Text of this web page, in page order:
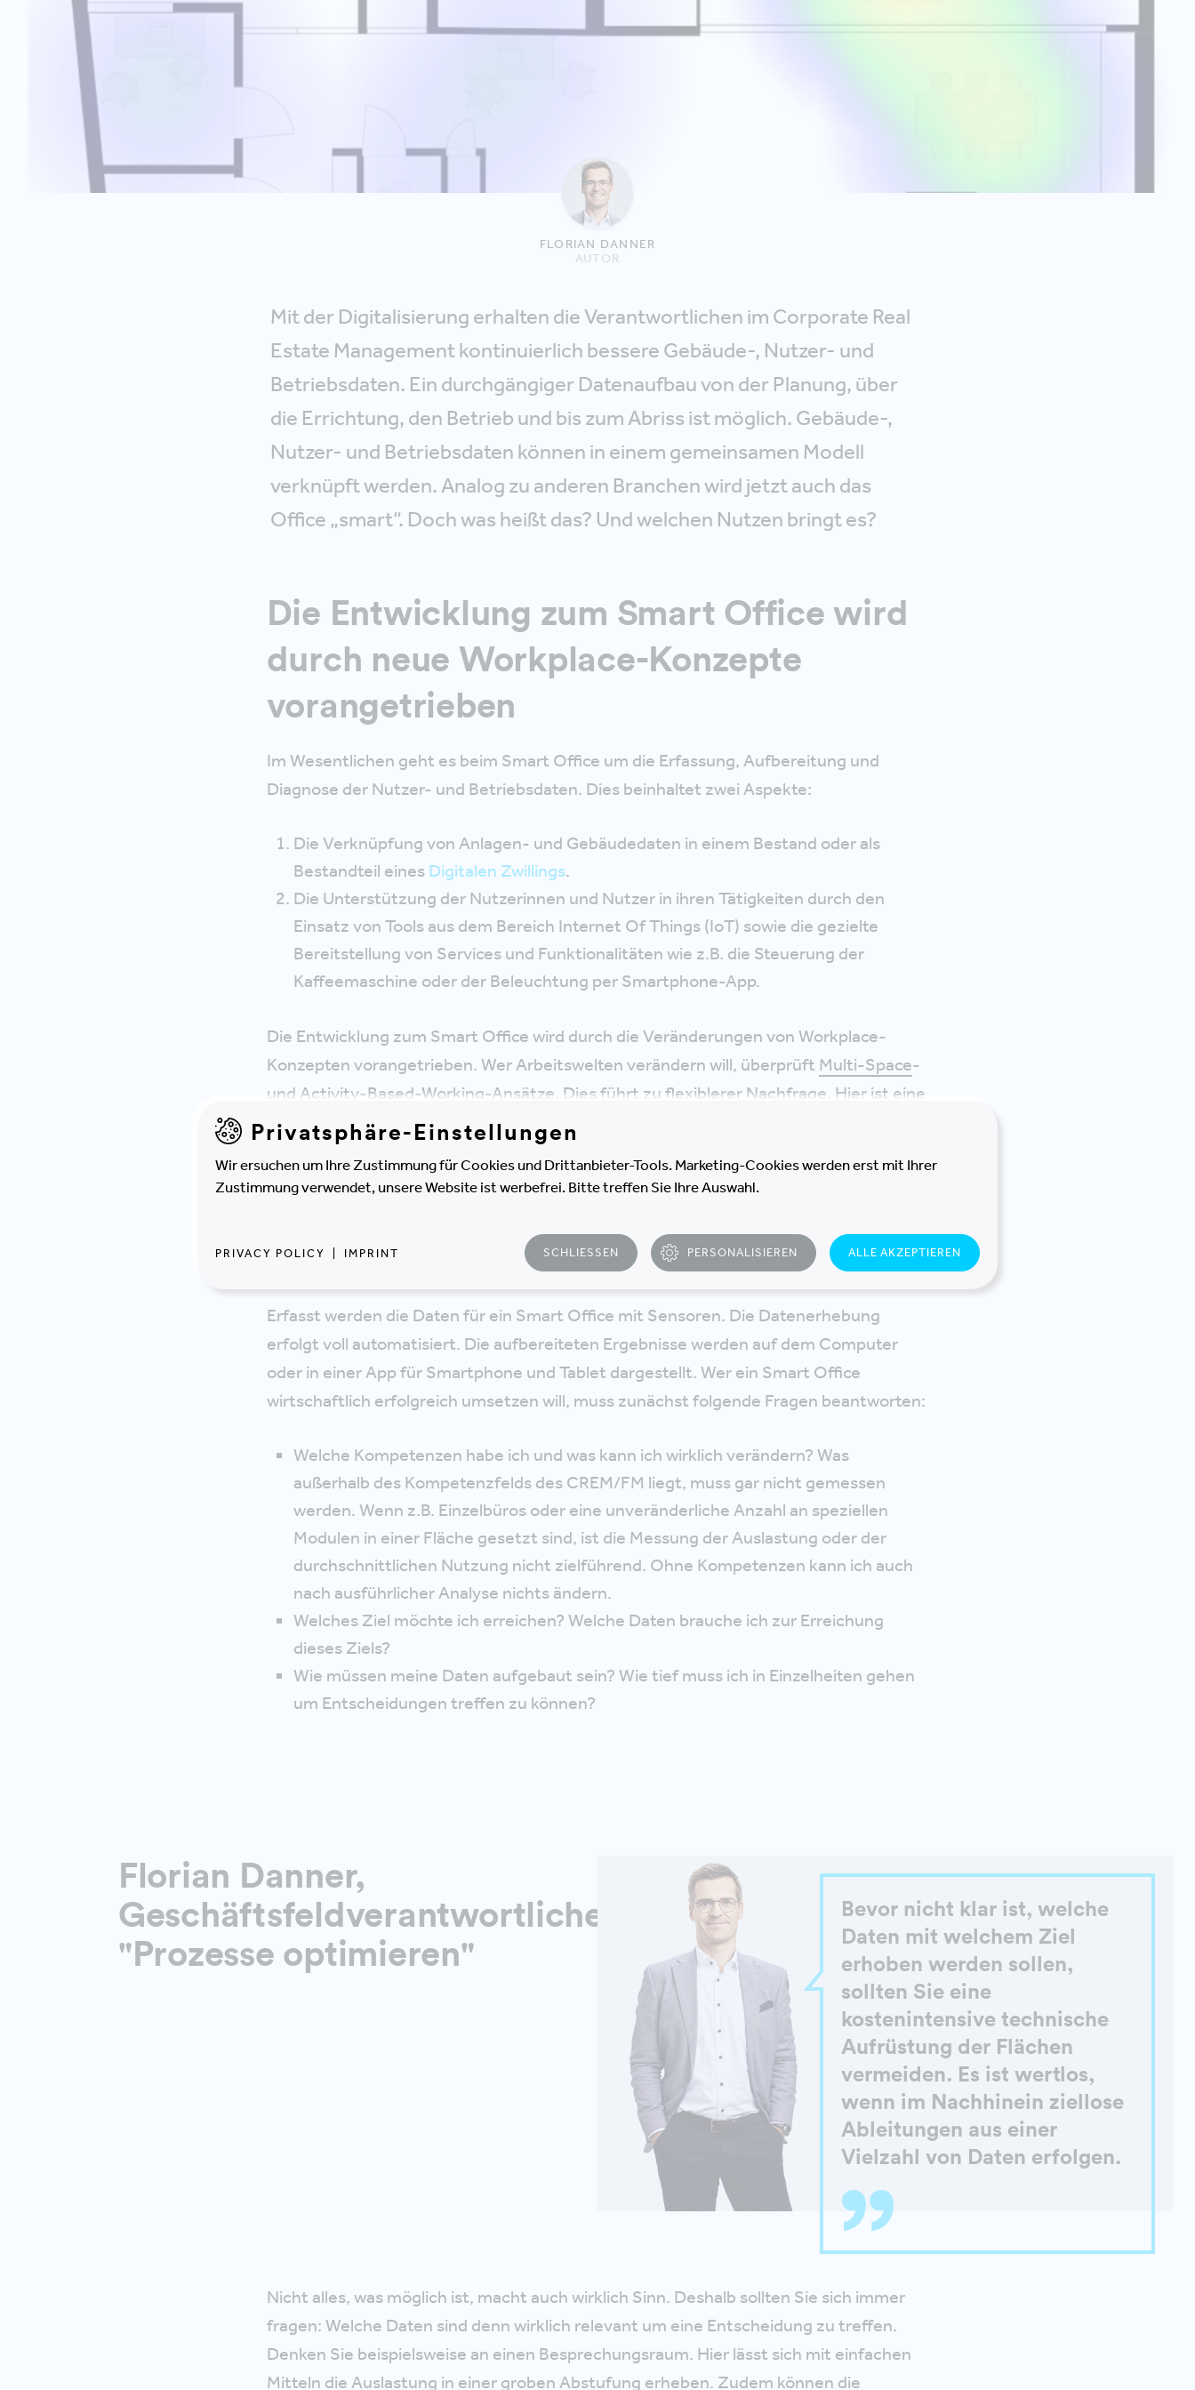
FLORIAN DANNER
AUTOR
Mit der Digitalisierung erhalten die Verantwortlichen im Corporate Real
Estate Management kontinuierlich bessere Gebäude-, Nutzer- und
Betriebsdaten. Ein durchgängiger Datenaufbau von der Planung, über
die Errichtung, den Betrieb und bis zum Abriss ist möglich. Gebäude-,
Nutzer- und Betriebsdaten können in einem gemeinsamen Modell
verknüpft werden. Analog zu anderen Branchen wird jetzt auch das
Office „smart“. Doch was heißt das? Und welchen Nutzen bringt es?
Die Entwicklung zum Smart Office wird
durch neue Workplace-Konzepte
vorangetrieben
Im Wesentlichen geht es beim Smart Office um die Erfassung, Aufbereitung und
Diagnose der Nutzer- und Betriebsdaten. Dies beinhaltet zwei Aspekte:
Die Verknüpfung von Anlagen- und Gebäudedaten in einem Bestand oder als
Bestandteil eines Digitalen Zwillings.
Die Unterstützung der Nutzerinnen und Nutzer in ihren Tätigkeiten durch den
Einsatz von Tools aus dem Bereich Internet Of Things (IoT) sowie die gezielte
Bereitstellung von Services und Funktionalitäten wie z.B. die Steuerung der
Kaffeemaschine oder der Beleuchtung per Smartphone-App.
Die Entwicklung zum Smart Office wird durch die Veränderungen von Workplace-
Konzepten vorangetrieben. Wer Arbeitswelten verändern will, überprüft Multi-Space-
und Activity-Based-Working-Ansätze. Dies führt zu flexiblerer Nachfrage. Hier ist eine
neue Art des Flächenmanagements und der Flächenbereitstellung gefragt. Das
Wissen über die Nutzung der verschiedenen Flächen ist elementar.
braucht eine klare Zielsetzung
Erfasst werden die Daten für ein Smart Office mit Sensoren. Die Datenerhebung
erfolgt voll automatisiert. Die aufbereiteten Ergebnisse werden auf dem Computer
oder in einer App für Smartphone und Tablet dargestellt. Wer ein Smart Office
wirtschaftlich erfolgreich umsetzen will, muss zunächst folgende Fragen beantworten:
Welche Kompetenzen habe ich und was kann ich wirklich verändern? Was
außerhalb des Kompetenzfelds des CREM/FM liegt, muss gar nicht gemessen
werden. Wenn z.B. Einzelbüros oder eine unveränderliche Anzahl an speziellen
Modulen in einer Fläche gesetzt sind, ist die Messung der Auslastung oder der
durchschnittlichen Nutzung nicht zielführend. Ohne Kompetenzen kann ich auch
nach ausführlicher Analyse nichts ändern.
Welches Ziel möchte ich erreichen? Welche Daten brauche ich zur Erreichung
dieses Ziels?
Wie müssen meine Daten aufgebaut sein? Wie tief muss ich in Einzelheiten gehen
um Entscheidungen treffen zu können?
Florian Danner,
Geschäftsfeldverantwortlicher
"Prozesse optimieren"
Bevor nicht klar ist, welche
Daten mit welchem Ziel
erhoben werden sollen,
sollten Sie eine
kostenintensive technische
Aufrüstung der Flächen
vermeiden. Es ist wertlos,
wenn im Nachhinein ziellose
Ableitungen aus einer
Vielzahl von Daten erfolgen.
Nicht alles, was möglich ist, macht auch wirklich Sinn. Deshalb sollten Sie sich immer
fragen: Welche Daten sind denn wirklich relevant um eine Entscheidung zu treffen.
Denken Sie beispielsweise an einen Besprechungsraum. Hier lässt sich mit einfachen
Mitteln die Auslastung in einer groben Abstufung erheben. Zudem können die
Privatsphäre-Einstellungen
Wir ersuchen um Ihre Zustimmung für Cookies und Drittanbieter-Tools. Marketing-Cookies werden erst mit Ihrer
Zustimmung verwendet, unsere Website ist werbefrei. Bitte treffen Sie Ihre Auswahl.
PRIVACY POLICY IMPRINT SCHLIESSEN PERSONALISIEREN ALLE AKZEPTIEREN